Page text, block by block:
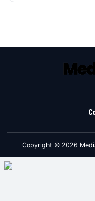
Copyright © 2026